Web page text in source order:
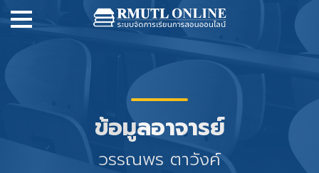
ข้อมูลอาจารย์
วรรณพร ตาวังค์